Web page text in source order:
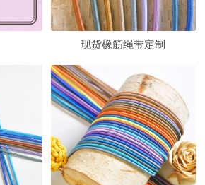
现货橡筋绳带定制